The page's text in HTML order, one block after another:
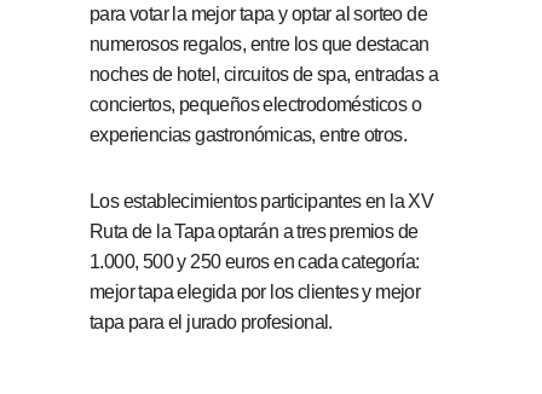
para votar la mejor tapa y optar al sorteo de
numerosos regalos, entre los que destacan
noches de hotel, circuitos de spa, entradas a
conciertos, pequeños electrodomésticos o
experiencias gastronómicas, entre otros.
Los establecimientos participantes en la XV
Ruta de la Tapa optarán a tres premios de
1.000, 500 y 250 euros en cada categoría:
mejor tapa elegida por los clientes y mejor
tapa para el jurado profesional.